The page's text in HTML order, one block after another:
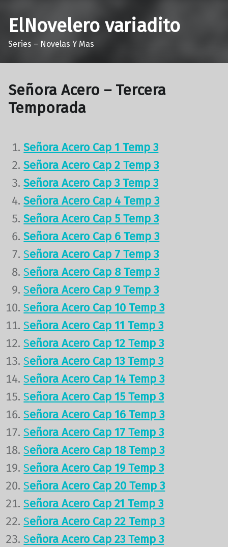
ElNovelero variadito
Series – Novelas Y Mas
Señora Acero – Tercera
Temporada
Señora Acero Cap 1 Temp 3
Señora Acero Cap 2 Temp 3
Señora Acero Cap 3 Temp 3
Señora Acero Cap 4 Temp 3
Señora Acero Cap 5 Temp 3
Señora Acero Cap 6 Temp 3
Señora Acero Cap 7 Temp 3
Señora Acero Cap 8 Temp 3
Señora Acero Cap 9 Temp 3
Señora Acero Cap 10 Temp 3
Señora Acero Cap 11 Temp 3
Señora Acero Cap 12 Temp 3
Señora Acero Cap 13 Temp 3
Señora Acero Cap 14 Temp 3
Señora Acero Cap 15 Temp 3
Señora Acero Cap 16 Temp 3
Señora Acero Cap 17 Temp 3
Señora Acero Cap 18 Temp 3
Señora Acero Cap 19 Temp 3
Señora Acero Cap 20 Temp 3
Señora Acero Cap 21 Temp 3
Señora Acero Cap 22 Temp 3
Señora Acero Cap 23 Temp 3